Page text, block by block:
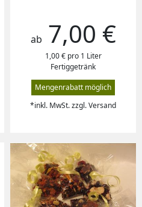
Preis
ab 7,00 €
1,00 € pro 1 Liter
Fertiggetränk
Mengenrabatt möglich
*inkl. MwSt. zzgl. Versand